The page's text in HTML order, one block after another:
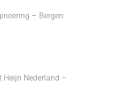
– Bergen
Heijn Nederland –